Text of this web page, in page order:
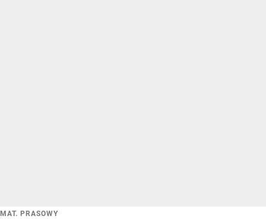
MAT. PRASOWY